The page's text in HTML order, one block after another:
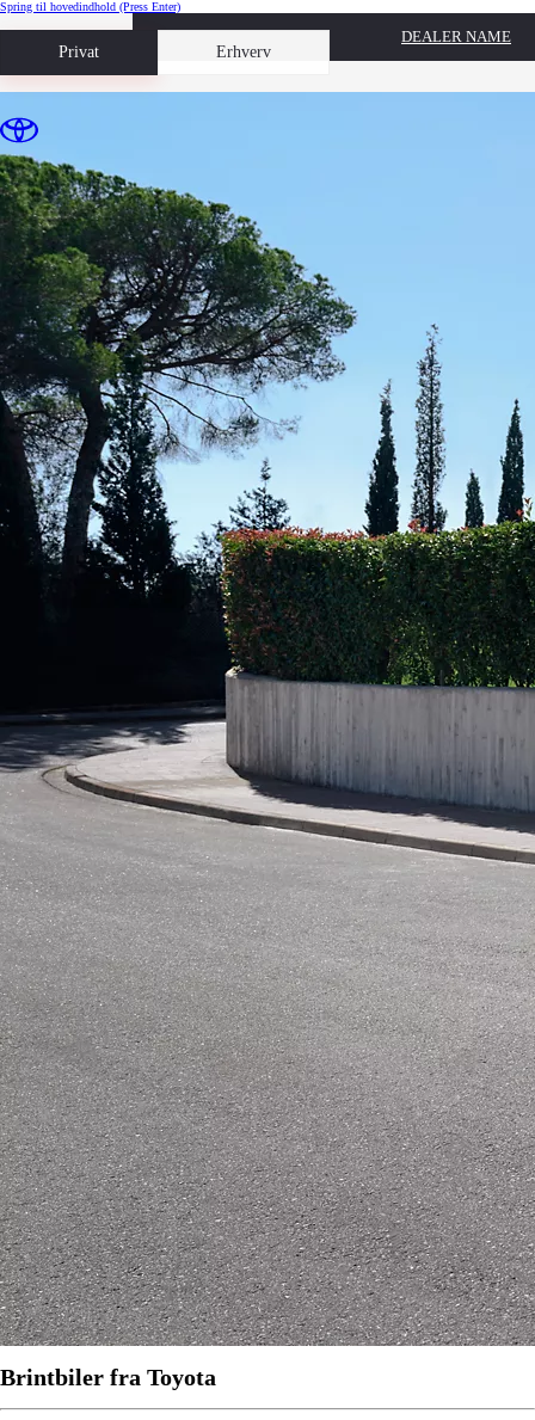
Spring til hovedindhold (Press Enter)
Privat Erhverv
Book prøvetur
DEALER NAME
Brintbiler fra Toyota